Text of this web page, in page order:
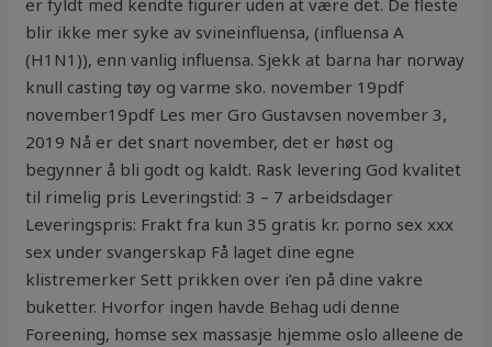
er fyldt med kendte figurer uden at være det. De fleste
blir ikke mer syke av svineinfluensa, (influensa A
(H1N1)), enn vanlig influensa. Sjekk at barna har norway
knull casting tøy og varme sko. november 19pdf
november19pdf Les mer Gro Gustavsen november 3,
2019 Nå er det snart november, det er høst og
begynner å bli godt og kaldt. Rask levering God kvalitet
til rimelig pris Leveringstid: 3 – 7 arbeidsdager
Leveringspris: Frakt fra kun 35 gratis kr. porno sex xxx
sex under svangerskap Få laget dine egne
klistremerker Sett prikken over i’en på dine vakre
buketter. Hvorfor ingen havde Behag udi denne
Foreening, homse sex massasje hjemme oslo alleene de